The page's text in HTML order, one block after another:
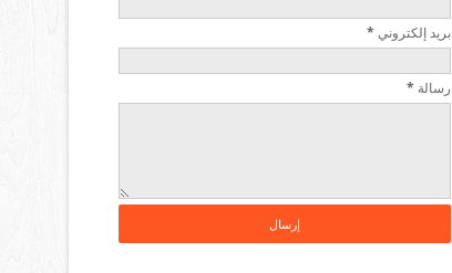
بريد إلكتروني *
رسالة *